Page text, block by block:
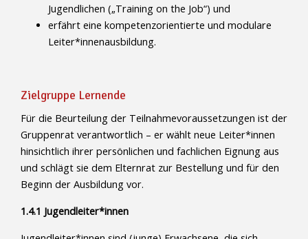
Jugendlichen („Training on the Job“) und
erfährt eine kompetenzorientierte und modulare
Leiter*innenausbildung.
Zielgruppe Lernende
Für die Beurteilung der Teilnahmevoraussetzungen ist der
Gruppenrat verantwortlich – er wählt neue Leiter*innen
hinsichtlich ihrer persönlichen und fachlichen Eignung aus
und schlägt sie dem Elternrat zur Bestellung und für den
Beginn der Ausbildung vor.
1.4.1 Jugendleiter*innen